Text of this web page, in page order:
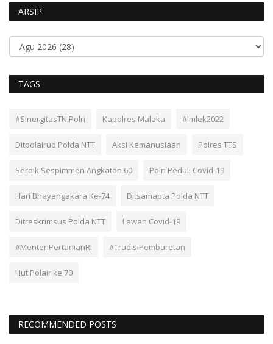
ARSIP
TAGS
#SinergitasTNIPolri Kapolres Malaka #Imlek2022
Ditpolairud Polda NTT Aksi Kemanusiaan Polres TTS
Serdik Sespimmen Angkatan 60 Polri Peduli Covid-19
Hari Bhayangakara Ke-74 Ditsamapta Polda NTT
Ditreskrimsus Polda NTT Lawan Covid-19
#MenteriPertanianRI #TradisiPembaretan
Hut Polair ke 70
RECOMMENDED POSTS